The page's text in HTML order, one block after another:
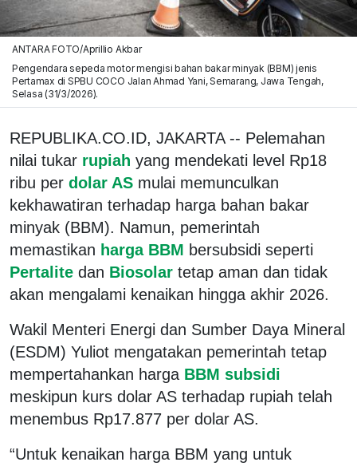
ANTARA FOTO/Aprillio Akbar
Pengendara sepeda motor mengisi bahan bakar minyak (BBM) jenis
Pertamax di SPBU COCO Jalan Ahmad Yani, Semarang, Jawa Tengah,
Selasa (31/3/2026).
REPUBLIKA.CO.ID, JAKARTA -- Pelemahan
nilai tukar rupiah yang mendekati level Rp18
ribu per dolar AS mulai memunculkan
kekhawatiran terhadap harga bahan bakar
minyak (BBM). Namun, pemerintah
memastikan harga BBM bersubsidi seperti
Pertalite dan Biosolar tetap aman dan tidak
akan mengalami kenaikan hingga akhir 2026.
Wakil Menteri Energi dan Sumber Daya Mineral
(ESDM) Yuliot mengatakan pemerintah tetap
mempertahankan harga BBM subsidi
meskipun kurs dolar AS terhadap rupiah telah
menembus Rp17.877 per dolar AS.
“Untuk kenaikan harga BBM yang untuk